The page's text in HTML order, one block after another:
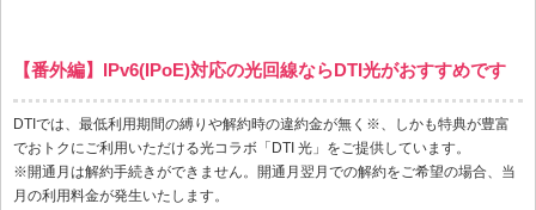
【番外編】IPv6(IPoE)対応の光回線ならDTI光がおすすめです
DTIでは、最低利用期間の縛りや解約時の違約金が無く※、しかも特典が豊富
でおトクにご利用いただける光コラボ「DTI 光」をご提供しています。
※開通月は解約手続きができません。開通月翌月での解約をご希望の場合、当
月の利用料金が発生いたします。